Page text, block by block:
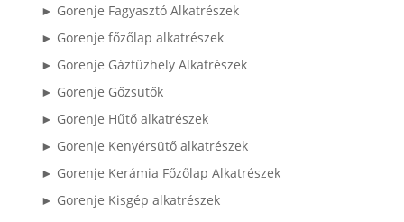
► Gorenje Fagyasztó Alkatrészek
► Gorenje főzőlap alkatrészek
► Gorenje Gáztűzhely Alkatrészek
► Gorenje Gőzsütők
► Gorenje Hűtő alkatrészek
► Gorenje Kenyérsütő alkatrészek
► Gorenje Kerámia Főzőlap Alkatrészek
► Gorenje Kisgép alkatrészek